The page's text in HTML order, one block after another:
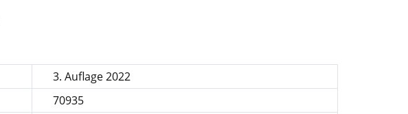
3. Auflage 2022
70935